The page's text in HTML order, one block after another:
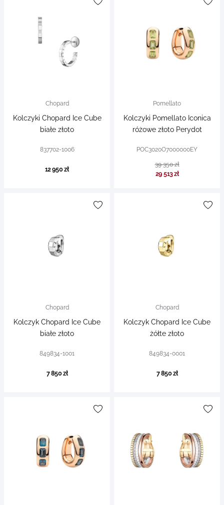
Chopard
Kolczyki Chopard Ice Cube
białe złoto
837702-1006
12 950 zł
Pomellato
Kolczyki Pomellato Iconica
różowe złoto Perydot
POC3020O7000000EY
39 350 zł
29 513 zł
Chopard
Kolczyk Chopard Ice Cube
białe złoto
849834-1001
7 850 zł
Chopard
Kolczyk Chopard Ice Cube
żółte złoto
849834-0001
7 850 zł